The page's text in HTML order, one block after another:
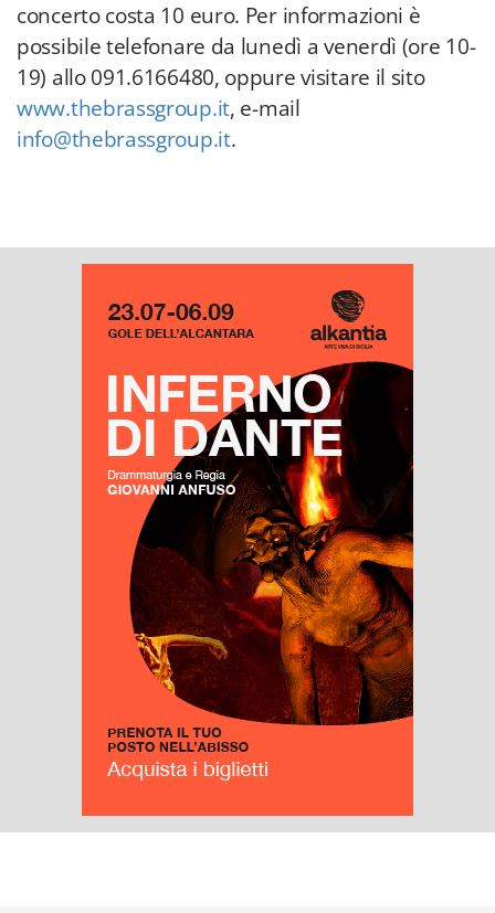
concerto costa 10 euro. Per informazioni è
possibile telefonare da lunedì a venerdì (ore 10-
19) allo 091.6166480, oppure visitare il sito
www.thebrassgroup.it, e-mail
info@thebrassgroup.it.